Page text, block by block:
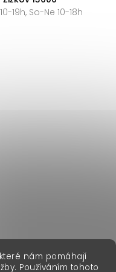
nám pomáhají
Používáním tohoto
19h, So-Ne 10-18h